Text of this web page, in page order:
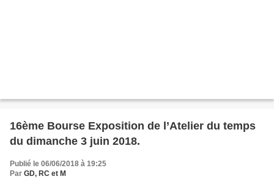
16ème Bourse Exposition de l’Atelier du temps
du dimanche 3 juin 2018.
Publié le 06/06/2018 à 19:25
Par GD, RC et M